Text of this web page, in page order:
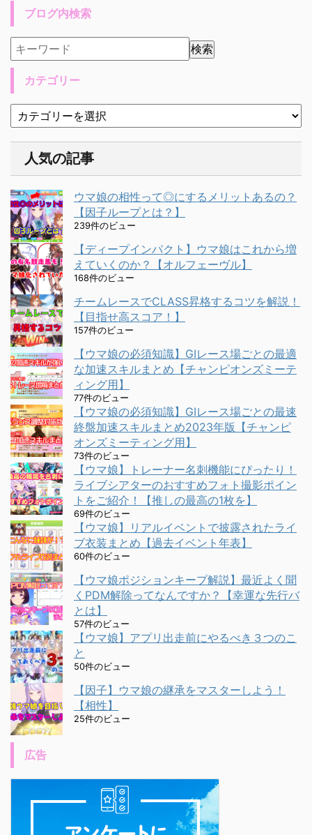
ブログ内検索
カテゴリー
人気の記事
ウマ娘の相性って◎にするメリットあるの？
【因子ループとは？】
239件のビュー
【ディープインパクト】ウマ娘はこれから増
えていくのか？【オルフェーヴル】
168件のビュー
チームレースでCLASS昇格するコツを解説！
【目指せ高スコア！】
157件のビュー
【ウマ娘の必須知識】GⅠレース場ごとの最適
な加速スキルまとめ【チャンピオンズミーテ
ィング用】
77件のビュー
【ウマ娘の必須知識】GⅠレース場ごとの最速
終盤加速スキルまとめ2023年版【チャンピ
オンズミーティング用】
73件のビュー
【ウマ娘】トレーナー名刺機能にぴったり！
ライブシアターのおすすめフォト撮影ポイン
トをご紹介！【推しの最高の1枚を】
69件のビュー
【ウマ娘】リアルイベントで披露されたライ
ブ衣装まとめ【過去イベント年表】
60件のビュー
【ウマ娘ポジションキープ解説】最近よく聞
くPDM解除ってなんですか？【幸運な先行バ
とは】
57件のビュー
【ウマ娘】アプリ出走前にやるべき３つのこ
と
50件のビュー
【因子】ウマ娘の継承をマスターしよう！
【相性】
25件のビュー
広告